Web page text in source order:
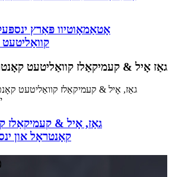
אָטאַמאָוטיוו פּאַרץ
גאַז אָיל & קעמיקאַלז קוואַליטעט
גאַז, אָיל & קעמיקאַלז
קאָנטראָל און